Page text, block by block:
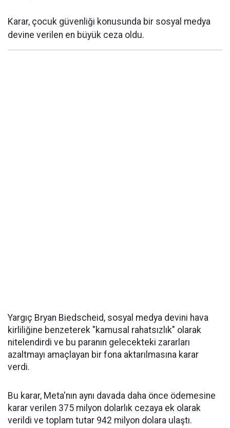
Karar, çocuk güvenliği konusunda bir sosyal medya
devine verilen en büyük ceza oldu.
Yargıç Bryan Biedscheid, sosyal medya devini hava
kirliliğine benzeterek "kamusal rahatsızlık" olarak
nitelendirdi ve bu paranın gelecekteki zararları
azaltmayı amaçlayan bir fona aktarılmasına karar
verdi.
Bu karar, Meta'nın aynı davada daha önce ödemesine
karar verilen 375 milyon dolarlık cezaya ek olarak
verildi ve toplam tutar 942 milyon dolara ulaştı.